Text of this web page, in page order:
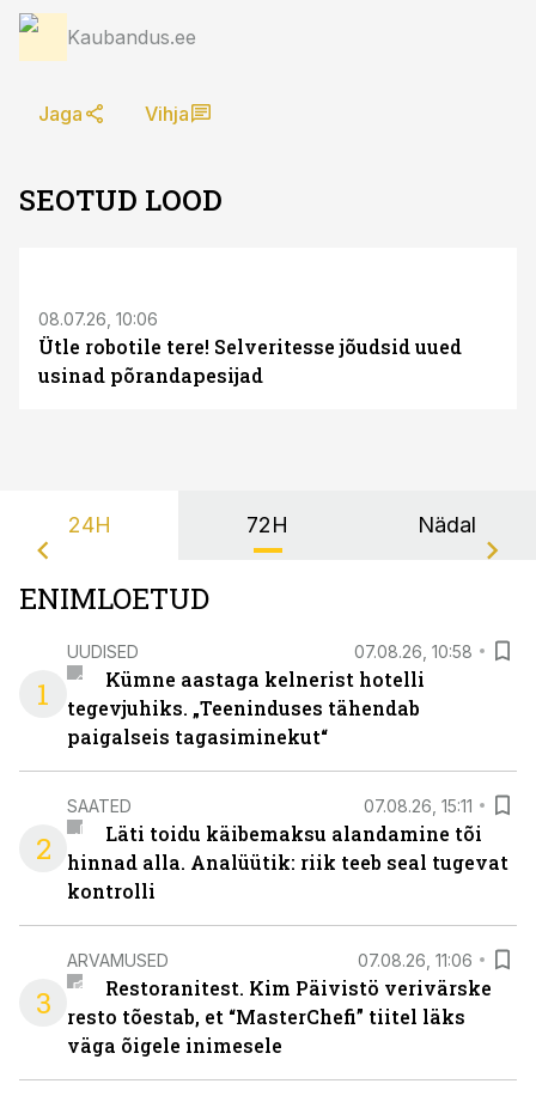
Kaubandus.ee
Jaga Vihja
SEOTUD LOOD
08.07.26, 10:06
Ütle robotile tere! Selveritesse jõudsid uued
usinad põrandapesijad
24H 72H Nädal
ENIMLOETUD
1
UUDISED 07.08.26, 10:58
Kümne aastaga kelnerist hotelli
tegevjuhiks. „Teeninduses tähendab
paigalseis tagasiminekut“
2
SAATED 07.08.26, 15:11
Läti toidu käibemaksu alandamine tõi
hinnad alla. Analüütik: riik teeb seal tugevat
kontrolli
3
ARVAMUSED 07.08.26, 11:06
Restoranitest. Kim Päivistö verivärske
resto tõestab, et “MasterChefi” tiitel läks
väga õigele inimesele